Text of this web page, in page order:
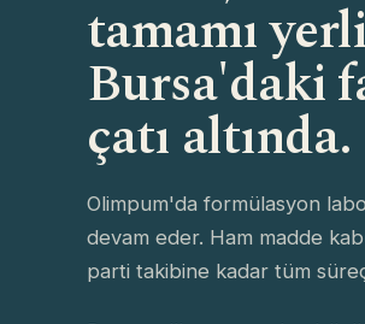
tamamı
Bursa'daki
çatı altında.
Olimpum'da formülasyon
devam eder. Ham madde
parti takibine kadar tüm